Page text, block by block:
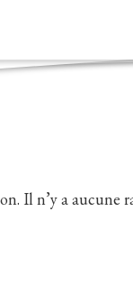
Il n’y a aucune